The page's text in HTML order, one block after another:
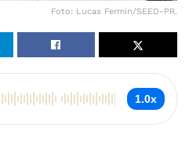
Foto: Lucas Fermin/SEED-PR.
1.0x